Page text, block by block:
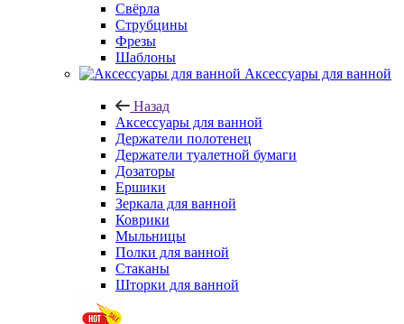
Свёрла
Струбцины
Фрезы
Шаблоны
Аксессуары для ванной
Назад
Аксессуары для ванной
Держатели полотенец
Держатели туалетной бумаги
Дозаторы
Ершики
Зеркала для ванной
Коврики
Мыльницы
Полки для ванной
Стаканы
Шторки для ванной